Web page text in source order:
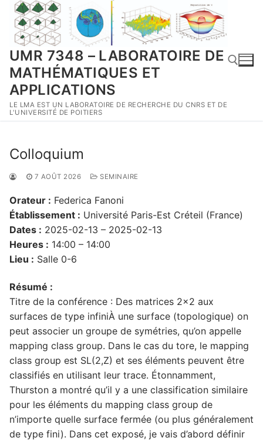
Aller
contenu
UMR 7348 – LABORATOIRE DE
MATHÉMATIQUES ET
APPLICATIONS
LE LMA EST UN LABORATOIRE DE RECHERCHE DU CNRS ET DE
L'UNIVERSITÉ DE POITIERS
Rechercher :
Colloquium
7 AOÛT 2026 SEMINAIRE
Orateur : Federica Fanoni
Établissement : Université Paris-Est Créteil (France)
Dates : 2025-02-13 – 2025-02-13
Heures : 14:00 – 14:00
Lieu : Salle 0-6
Résumé :
Titre de la conférence : Des matrices 2×2 aux
surfaces de type infiniÀ une surface (topologique) on
peut associer un groupe de symétries, qu’on appelle
mapping class group. Dans le cas du tore, le mapping
class group est SL(2,Z) et ses éléments peuvent être
classifiés en utilisant leur trace. Étonnamment,
Thurston a montré qu’il y a une classification similaire
pour les éléments du mapping class group de
n’importe quelle surface fermée (ou plus généralement
de type fini). Dans cet exposé, je vais d’abord définir